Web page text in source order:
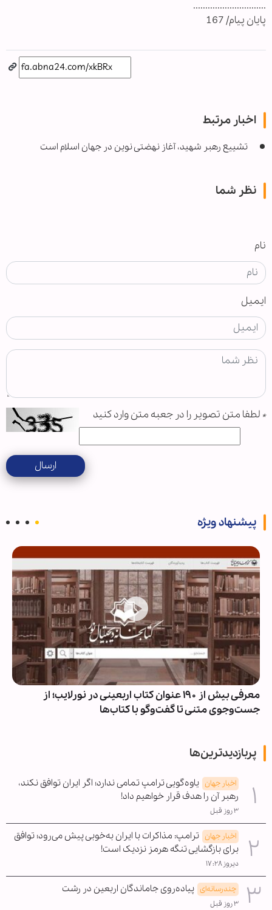
..............................
پایان پیام/ 167
اخبار مرتبط
تشییع رهبر شهید، آغاز نهضتی نوین در جهان اسلام است
نظر شما
نام
ایمیل
* لطفا متن تصویر را در جعبه متن وارد کنید
ارسال
پیشنهاد ویژه
معرفی بیش از ۱۹۰ عنوان کتاب اربعینی در نورلایب؛ از
جست‌وجوی متنی تا گفت‌وگو با کتاب‌ها
پربازدیدترین‌ها
اخبار جهان یاوه‌گویی ترامپ تمامی ندارد؛ اگر ایران توافق نکند،
رهبر آن را هدف قرار خواهیم داد!
۳ روز قبل
اخبار جهان ترامپ: مذاکرات با ایران به‌خوبی پیش می‌رود؛ توافق
برای بازگشایی تنگه هرمز نزدیک است!
دیروز ۱۷:۲۸
چندرسانه‌ای پیاده‌روی جاماندگان اربعین در رشت
۳ روز قبل